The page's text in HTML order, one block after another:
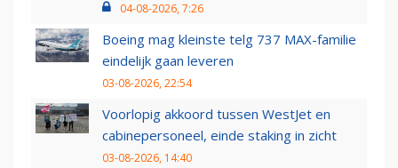
04-08-2026, 7:26
Boeing mag kleinste telg 737 MAX-familie
eindelijk gaan leveren
03-08-2026, 22:54
Voorlopig akkoord tussen WestJet en
cabinepersoneel, einde staking in zicht
03-08-2026, 14:40